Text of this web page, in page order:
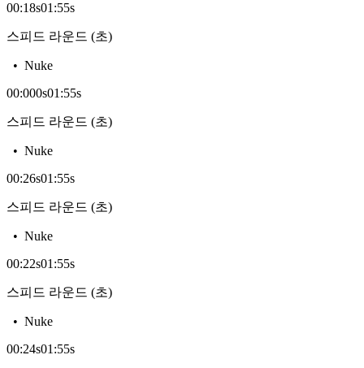
00:18s01:55s
스피드 라운드 (초)
• Nuke
00:000s01:55s
스피드 라운드 (초)
• Nuke
00:26s01:55s
스피드 라운드 (초)
• Nuke
00:22s01:55s
스피드 라운드 (초)
• Nuke
00:24s01:55s